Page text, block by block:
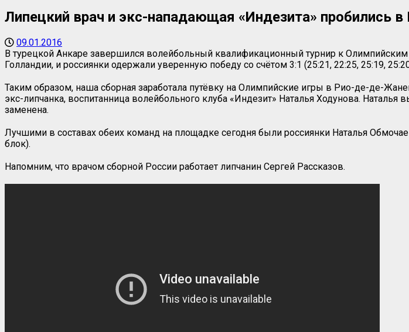
Липецкий врач и экс-нападающая «Индезита» пробились в
09.01.2016
В турецкой Анкаре завершился волейбольный квалификационный турнир к
Голландии, и россиянки одержали уверенную победу со счётом 3:1 (25:21, 22:25, 25:19,
Таким образом, наша сборная заработала путёвку на Олимпийские игры в Рио-де-де-
экс-липчанка, воспитанница волейбольного клуба «Индезит» Наталья Ходунова.
заменена.
Лучшими в составах обеих команд на площадке сегодня были россиянки Наталья
блок).
Напомним, что врачом сборной России работает липчанин Сергей Рассказов.